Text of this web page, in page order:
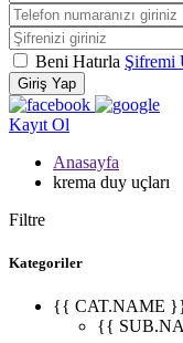
Beni Hatırla Şifremi
Giriş Yap
Kayıt Ol
Anasayfa
krema duy uçları
Filtre
Kategoriler
{{ CAT.NAME
{{